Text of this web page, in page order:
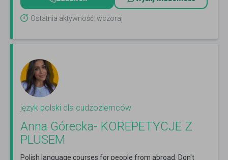
Ostatnia aktywność: wczoraj
język polski dla cudzoziemców
Anna Górecka- KOREPETYCJE Z
PLUSEM
Polish language courses for people from abroad. Don't